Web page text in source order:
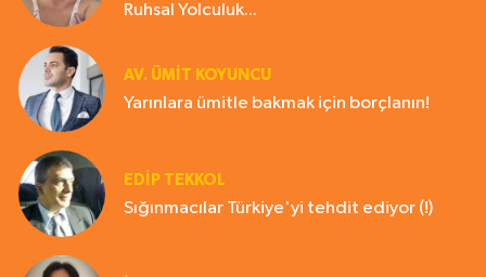
Ruhsal Yolculuk...
AV. ÜMIT KOYUNCU
Yarınlara ümitle bakmak için borçlanın!
EDIP TEKKOL
Sığınmacılar Türkiye'yi tehdit ediyor (!)